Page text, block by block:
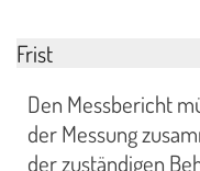
Frist
Den Messbericht
der Messung
der zuständigen